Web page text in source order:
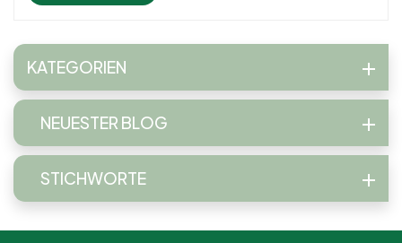
KATEGORIEN
NEUESTER BLOG
STICHWORTE